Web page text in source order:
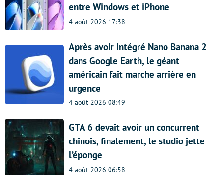
entre Windows et iPhone
4 août 2026 17:38
Après avoir intégré Nano Banana 2
dans Google Earth, le géant
américain fait marche arrière en
urgence
4 août 2026 08:49
GTA 6 devait avoir un concurrent
chinois, finalement, le studio jette
l’éponge
4 août 2026 06:58